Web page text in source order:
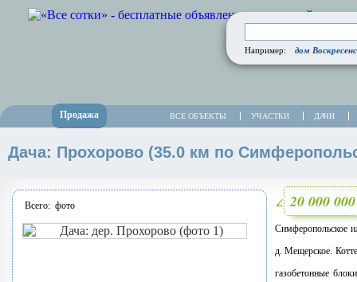
ВСЕ ОБЪЕКТЫ УЧАСТКИ ДАЧИ
Продажа
Например: дом
Дача: Прохорово (35.0 км по
Всего: фото ∠ 20 000
Симферопольское
д. Мещерское.
газобетонные